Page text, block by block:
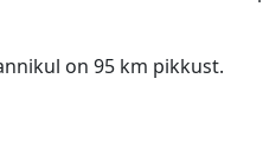
on 95 km pikkust.